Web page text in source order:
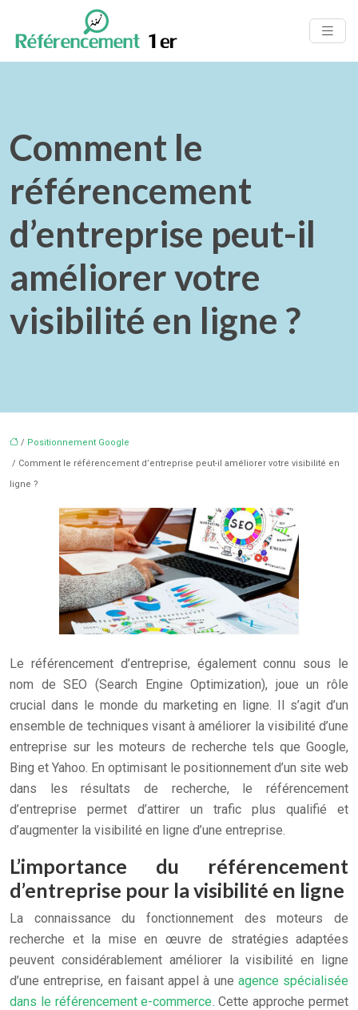
Comment le
référencement
d’entreprise peut-il
améliorer votre
visibilité en ligne ?
/ Positionnement Google
/ Comment le référencement d’entreprise peut-il améliorer votre visibilité en
ligne ?
Le référencement d’entreprise, également connu sous le
nom de SEO (Search Engine Optimization), joue un rôle
crucial dans le monde du marketing en ligne. Il s’agit d’un
ensemble de techniques visant à améliorer la visibilité d’une
entreprise sur les moteurs de recherche tels que Google,
Bing et Yahoo. En optimisant le positionnement d’un site web
dans les résultats de recherche, le référencement
d’entreprise permet d’attirer un trafic plus qualifié et
d’augmenter la visibilité en ligne d’une entreprise.
L’importance du référencement
d’entreprise pour la visibilité en ligne
La connaissance du fonctionnement des moteurs de
recherche et la mise en œuvre de stratégies adaptées
peuvent considérablement améliorer la visibilité en ligne
d’une entreprise, en faisant appel à une agence spécialisée
dans le référencement e-commerce. Cette approche permet